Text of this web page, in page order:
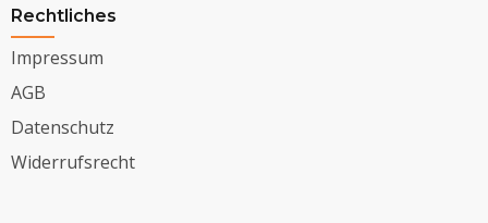
Rechtliches
Impressum
AGB
Datenschutz
Widerrufsrecht